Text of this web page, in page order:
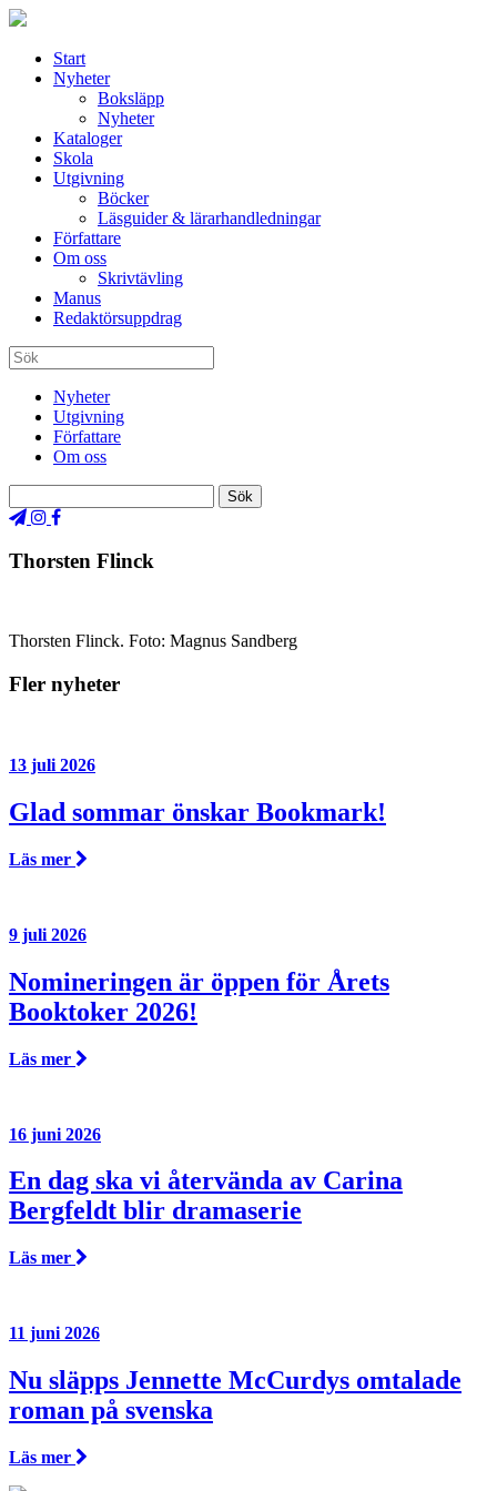
Start
Nyheter
Boksläpp
Nyheter
Kataloger
Skola
Utgivning
Böcker
Läsguider & lärarhandledningar
Författare
Om oss
Skrivtävling
Manus
Redaktörsuppdrag
Nyheter
Utgivning
Författare
Om oss
Thorsten Flinck
Thorsten Flinck. Foto: Magnus Sandberg
Fler nyheter
13 juli 2026
Glad sommar önskar Bookmark!
Läs mer
9 juli 2026
Nomineringen är öppen för Årets
Booktoker 2026!
Läs mer
16 juni 2026
En dag ska vi återvända av Carina
Bergfeldt blir dramaserie
Läs mer
11 juni 2026
Nu släpps Jennette McCurdys omtalade
roman på svenska
Läs mer